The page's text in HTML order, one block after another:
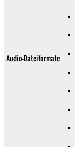
Audio-Dateiformate